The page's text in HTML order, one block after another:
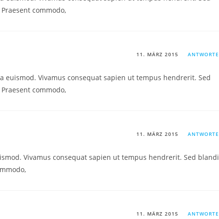
commodo,
11. MÄRZ 2015
euismod. Vivamus consequat sapien ut tempus hendrerit. Sed
commodo,
11. MÄRZ 2015
Vivamus consequat sapien ut tempus hendrerit. Sed
11. MÄRZ 2015